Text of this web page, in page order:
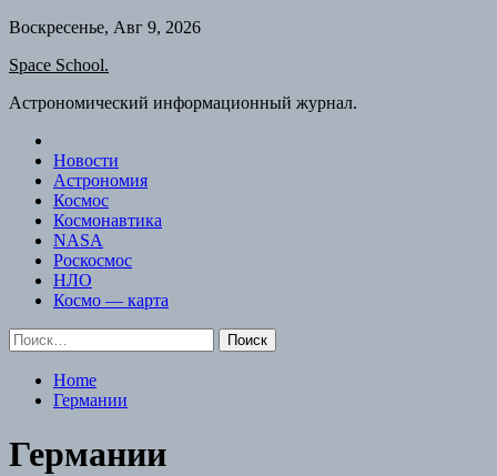
Skip
content
Воскресенье, Авг 9, 2026
Space School.
Астрономический информационный журнал.
Новости
Астрономия
Космос
Космонавтика
NASA
Роскосмос
НЛО
Космо — карта
Найти:
Home
Германии
Германии